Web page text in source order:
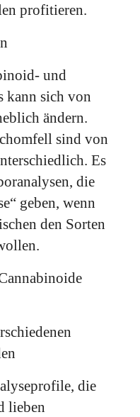
profitieren.
und
kann sich von
ändern.
sind von
Es
die
geben, wenn
den Sorten
die
lieben